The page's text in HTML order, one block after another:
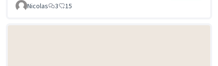
Nicolas
3 15